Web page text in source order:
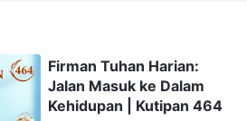
Firman Tuhan Harian:
Jalan Masuk ke Dalam
Kehidupan | Kutipan 464